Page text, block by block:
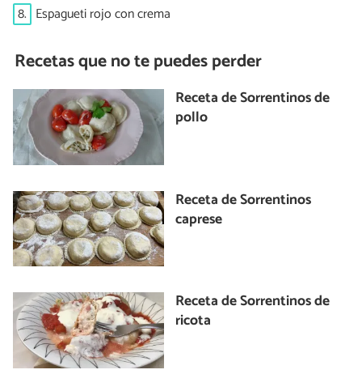
8. Espagueti rojo con crema
Recetas que no te puedes perder
Receta de Sorrentinos de
pollo
Receta de Sorrentinos
caprese
Receta de Sorrentinos de
ricota